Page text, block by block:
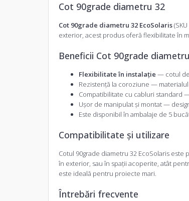
Cot 90grade diametru 32
Cot 90grade diametru 32 EcoSolaris
exterior, acest produs oferă flexibilitate în
Beneficii Cot 90grade
Flexibilitate în instalație — cotul de
Rezistență la coroziune —
Compatibilitate cu cabluri standard
Ușor de manipulat și montat —
Este disponibil în ambalaje de 5
Compatibilitate și utilizare
Cotul 90grade diametru 32 EcoSolaris
în exterior, sau în spații acoperite, atât
este ideală pentru proiecte mari.
Întrebări frecvente